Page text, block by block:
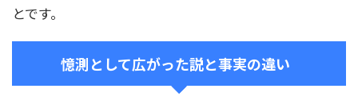
とです。
憶測として広がった説と事実の違い